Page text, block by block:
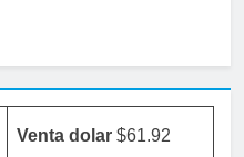
Venta dolar $61.92